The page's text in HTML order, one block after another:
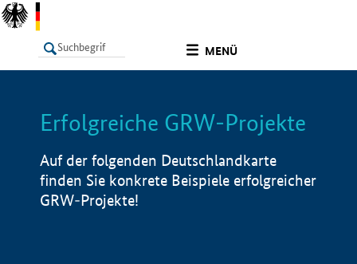
MENÜ
LISTE Info
Erfolgreiche GRW-Projekte
Auf der folgenden Deutschlandkarte
finden Sie konkrete Beispiele erfolgreicher
GRW-Projekte!